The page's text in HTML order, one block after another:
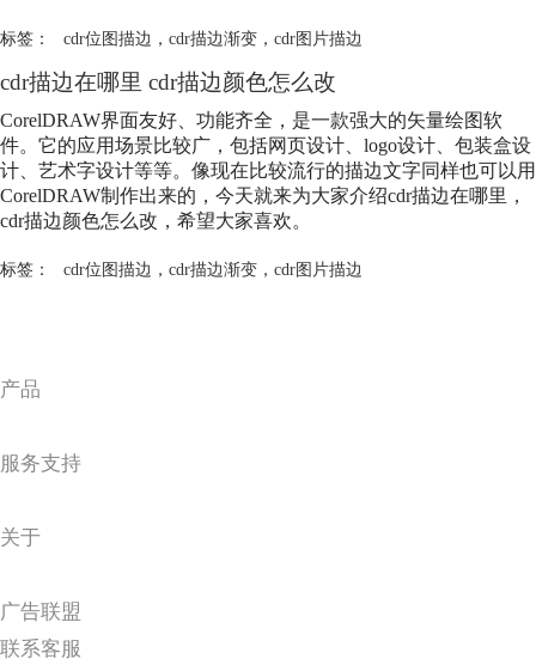
标签： cdr位图描边 ， cdr描边渐变， cdr图片描边
cdr描边在哪里 cdr描边颜色怎么改
CorelDRAW界面友好、功能齐全，是一款强大的矢量绘图软
件。它的应用场景比较广，包括网页设计、logo设计、包装盒设
计、艺术字设计等等。像现在比较流行的描边文字同样也可以用
CorelDRAW制作出来的，今天就来为大家介绍cdr描边在哪里，
cdr描边颜色怎么改，希望大家喜欢。
标签： cdr位图描边 ， cdr描边渐变， cdr图片描边
产品
服务支持
关于
广告联盟
联系客服